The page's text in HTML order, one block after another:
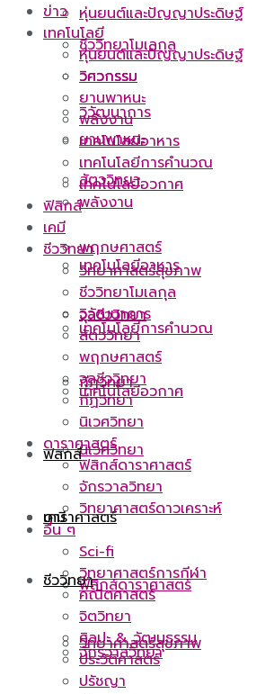
ชีววิทยาโมเลกุล
วิวัฒนาการ
สัตววิทยา
พฤกษศาสตร์
จุลชีววิทยา
กีฏวิทยา
นิเวศวิทยา
ดาราศาสตร์
ฟิสิกส์ดาราศาสตร์
จักรวาลวิทยา
หุ่นยนต์และปัญญาประดิษฐ์
วิศวกรรม
ยานพาหนะ
พลังงาน
เทคโนโลยีอาหาร
เทคโนโลยีการคำนวณ
เทคโนโลยีอวกาศ
ฟิสิกส์
เคมี
ชีววิทยา
วิทยาศาสตร์สุขภาพ
ข่าว
เทคโนโลยี
หุ่นยนต์และปัญญาประดิษฐ์
วิศวกรรม
ยานพาหนะ
พลังงาน
เทคโนโลยีอาหาร
เทคโนโลยีการคำนวณ
เทคโนโลยีอวกาศ
ฟิสิกส์
เคมี
ชีววิทยา
วิทยาศาสตร์สุขภาพ
ชีววิทยาโมเลกุล
วิวัฒนาการ
สัตววิทยา
พฤกษศาสตร์
จุลชีววิทยา
กีฏวิทยา
นิเวศวิทยา
ดาราศาสตร์
ฟิสิกส์ดาราศาสตร์
จักรวาลวิทยา
วิทยาศาสตร์ดาวเคราะห์
อื่น ๆ
Sci-fi
วิทยาศาสตร์การกีฬา
คณิตศาสตร์
จิตวิทยา
ศิลปะ & วัฒนธรรม
ประวัติศาสตร์
ปรัชญา